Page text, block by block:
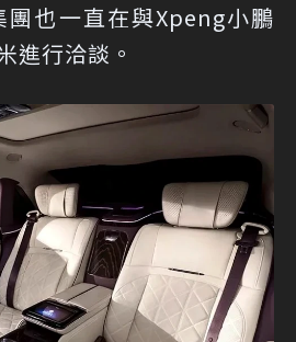
也一直在與Xpeng小鵬
進行洽談。